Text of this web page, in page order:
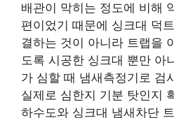
배관이 막히는 정도에 비해
편이었기 때문에 싱크대 덕
결하는 것이 아니라 트랩을
도록 시공한 싱크대 뿐만 아
가 심할 때 냄새측정기로 검
실제로 심한지 기분 탓인지
하수도와 싱크대 냄새차단